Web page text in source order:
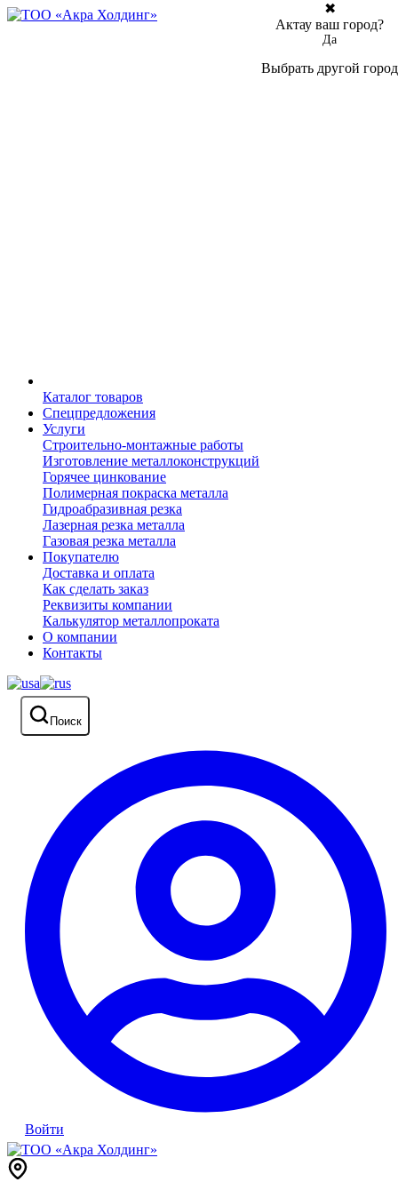
Каталог товаров
Спецпредложения
Услуги
Строительно-монтажные работы
Изготовление металлоконструкций
Горячее цинкование
Полимерная покраска металла
Гидроабразивная резка
Лазерная резка металла
Газовая резка металла
Покупателю
Доставка и оплата
Как сделать заказ
Реквизиты компании
Калькулятор металлопроката
О компании
Контакты
Поиск
Войти
✖
Актау ваш город?
Да
Выбрать другой город